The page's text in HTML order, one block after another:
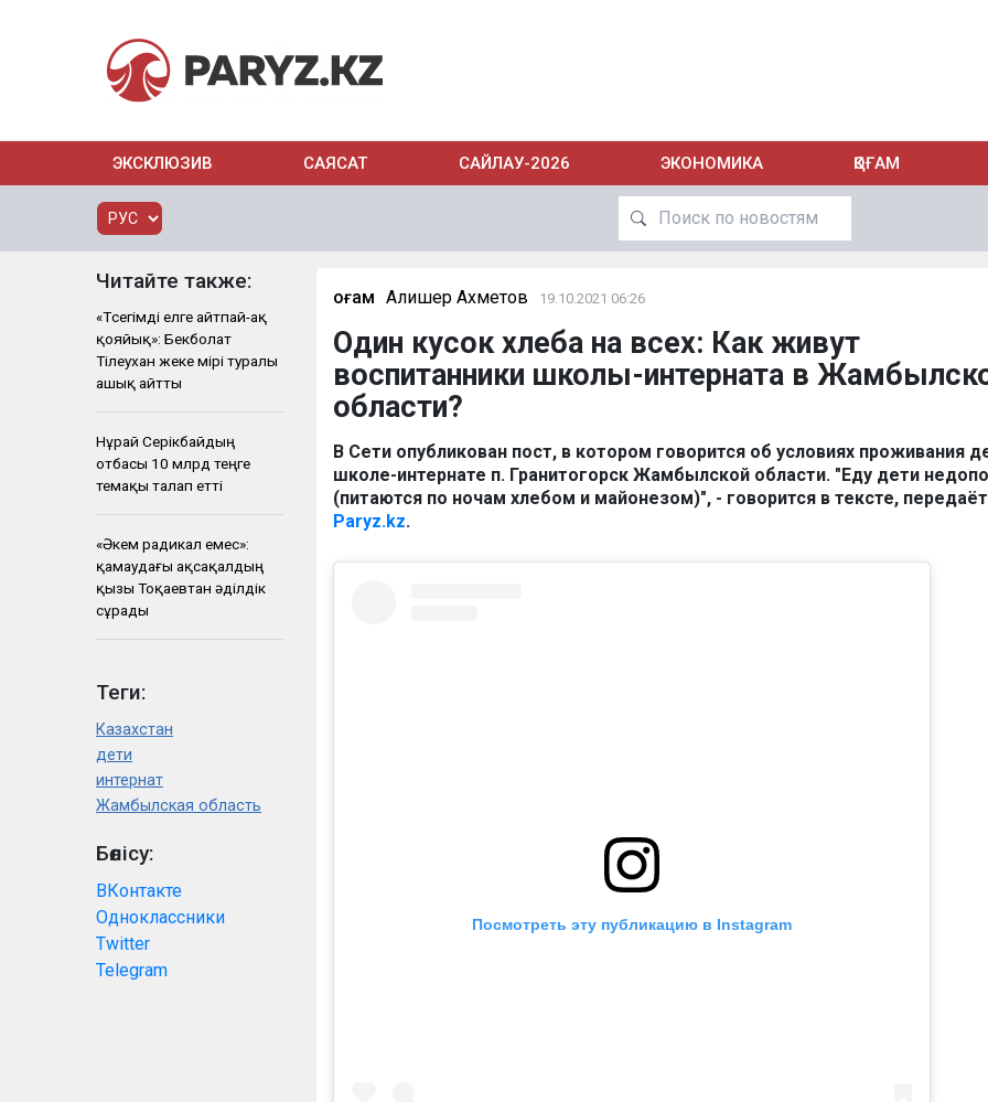
ЭКСКЛЮЗИВ САЯСАТ САЙЛАУ-2026 ЭКОНОМИКА ҚОҒАМ
Читайте также:
«Төсегімді елге айтпай-ақ
қояйық»: Бекболат
Тілеухан жеке өмірі туралы
ашық айтты
Нұрай Серікбайдың
отбасы 10 млрд теңге
өтемақы талап етті
«Әкем радикал емес»:
қамаудағы ақсақалдың
қызы Тоқаевтан әділдік
сұрады
Теги:
Казахстан
дети
интернат
Жамбылская область
Бөлісу:
ВКонтакте
Одноклассники
Twitter
Telegram
Қоғам Алишер Ахметов 19.10.2021 06:26
Один кусок хлеба на всех: Как живут
воспитанники школы-интерната в
области?
В Сети опубликован пост, в котором говорится об условиях проживания
школе-интернате п. Гранитогорск Жамбылской области. "Еду дети
(питаются по ночам хлебом и майонезом)", - говорится в тексте, передаёт
Paryz.kz.
Посмотреть эту публикацию в Instagram